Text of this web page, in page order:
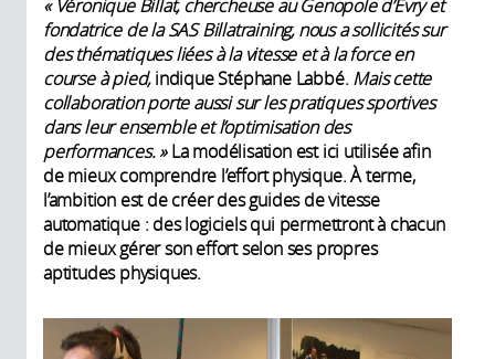
« Véronique Billat, chercheuse au Genopole d’Évry et
fondatrice de la SAS Billatraining, nous a sollicités sur
des thématiques liées à la vitesse et à la force en
course à pied,indique Stéphane Labbé. Mais cette
collaboration porte aussi sur les pratiques sportives
dans leur ensemble et l’optimisation des
performances. »La modélisation est ici utilisée afin
de mieux comprendre l’effort physique. À terme,
l’ambition est de créer des guides de vitesse
automatique : des logiciels qui permettront à chacun
de mieux gérer son effort selon ses propres
aptitudes physiques.